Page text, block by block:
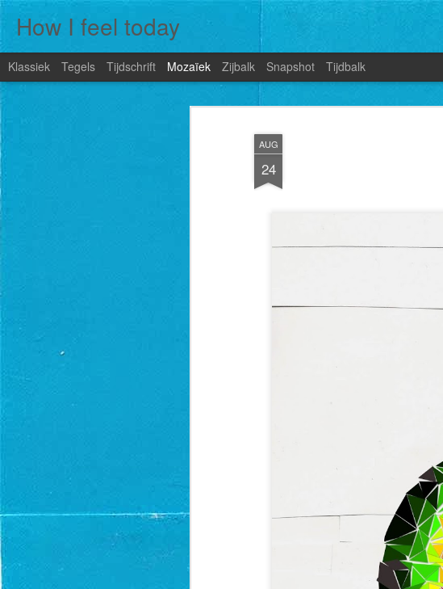
AUG
24
How I feel today
Klassiek Tegels Tijdschrift Mozaïek Zijbalk Snapshot Tijdbalk